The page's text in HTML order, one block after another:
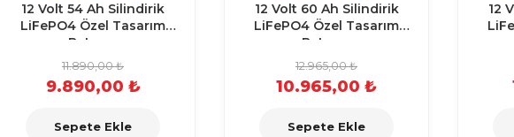
12 Volt 54 Ah Silindirik
LiFePO4 Özel Tasarım
Batarya
11.890,00 ₺
9.890,00 ₺
Sepete Ekle
12 Volt 60 Ah Silindirik
LiFePO4 Özel Tasarım
Batarya
12.965,00 ₺
10.965,00 ₺
Sepete Ekle
12